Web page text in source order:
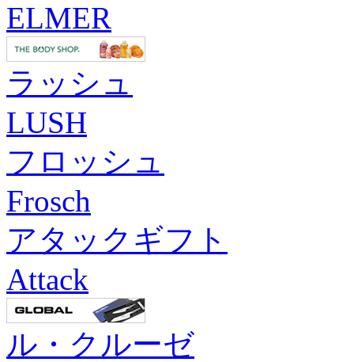
ELMER
ラッシュ
LUSH
フロッシュ
Frosch
アタックギフト
Attack
ル・クルーゼ